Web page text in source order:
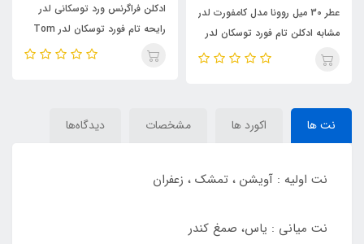
عطر 30 میل روونا مدل کامفورت لدر
مشابه ادکلن تام فورد توسکان لدر
( Comfort Leather ) Tom
ادکلن فراگرنس ورد توسکانی لدر
رایحه تام فورد توسکان لدر Tom
Ford Tuscany (Tuscan)
نت ها اکورد ها مشخصات دیدگاه‌ها
نت اولیه : آویشن ، تمشک ، زعفران
نت میانی : یاس، صمغ کندر